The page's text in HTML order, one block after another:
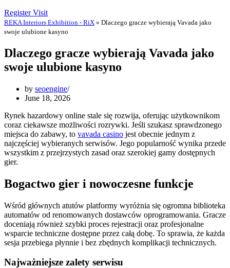
Register Visit
REKA Interiors Exhibition - RiX » Dlaczego gracze wybierają Vavada jako
swoje ulubione kasyno
Dlaczego gracze wybierają Vavada jako
swoje ulubione kasyno
by seoengine
June 18, 2026
Rynek hazardowy online stale się rozwija, oferując użytkownikom
coraz ciekawsze możliwości rozrywki. Jeśli szukasz sprawdzonego
miejsca do zabawy, to vavada casino jest obecnie jednym z
najczęściej wybieranych serwisów. Jego popularność wynika przede
wszystkim z przejrzystych zasad oraz szerokiej gamy dostępnych
gier.
Bogactwo gier i nowoczesne funkcje
Wśród głównych atutów platformy wyróżnia się ogromna biblioteka
automatów od renomowanych dostawców oprogramowania. Gracze
doceniają również szybki proces rejestracji oraz profesjonalne
wsparcie techniczne dostępne przez całą dobę. To sprawia, że każda
sesja przebiega płynnie i bez zbędnych komplikacji technicznych.
Najważniejsze zalety serwisu